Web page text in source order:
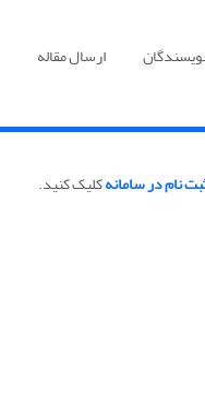
ارسال مقاله
نام در سامانهکلیک کنید.